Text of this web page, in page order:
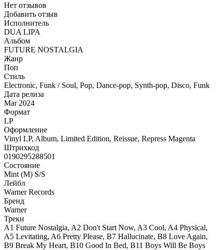
Нет отзывов
Добавить отзыв
Исполнитель
DUA LIPA
Альбом
FUTURE NOSTALGIA
Жанр
Поп
Стиль
Electronic, Funk / Soul, Pop, Dance-pop, Synth-pop, Disco, Funk
Дата релиза
Mar 2024
Формат
LP
Оформление
Vinyl LP, Album, Limited Edition, Reissue, Repress Magenta
Штрихкод
0190295288501
Состояние
Mint (M) S/S
Лейбл
Warner Records
Бренд
Warner
Треки
A1 Future Nostalgia, A2 Don't Start Now, A3 Cool, A4 Physical,
A5 Levitating, A6 Pretty Please, B7 Hallucinate, B8 Love Again,
B9 Break My Heart, B10 Good In Bed, B11 Boys Will Be Boys